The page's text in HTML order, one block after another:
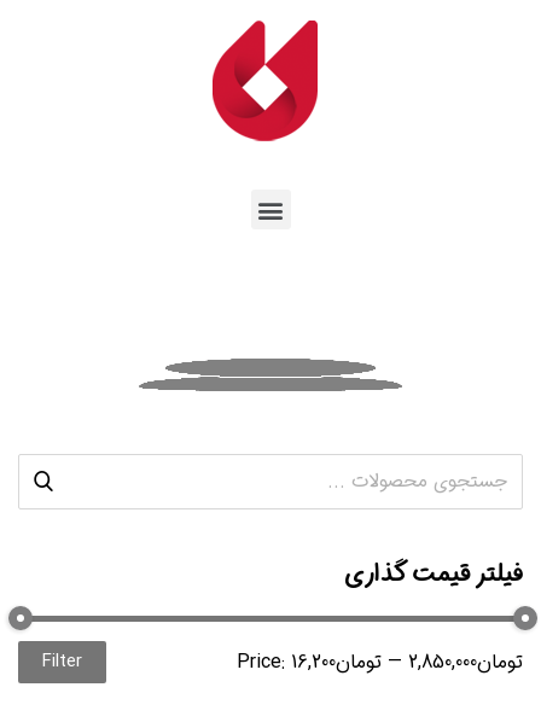
فیلتر قیمت گذاری
Filter Price: 16,200تومان — 2,850,000تومان